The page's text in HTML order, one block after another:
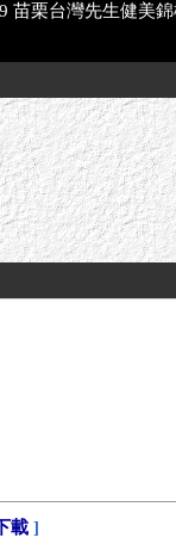
苗栗台灣先生健美
載 ]